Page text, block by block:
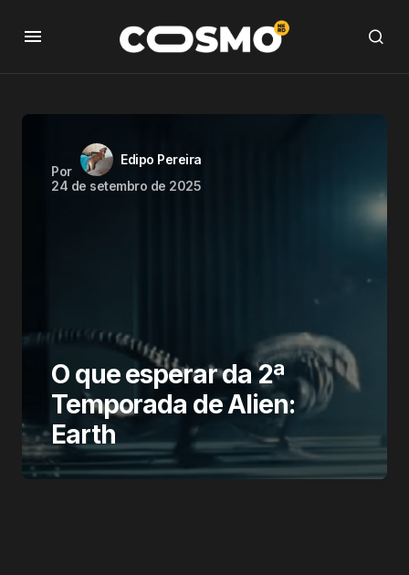
Por
Edipo Pereira
24 de setembro de 2025
O que esperar da 2ª
Temporada de Alien:
Earth